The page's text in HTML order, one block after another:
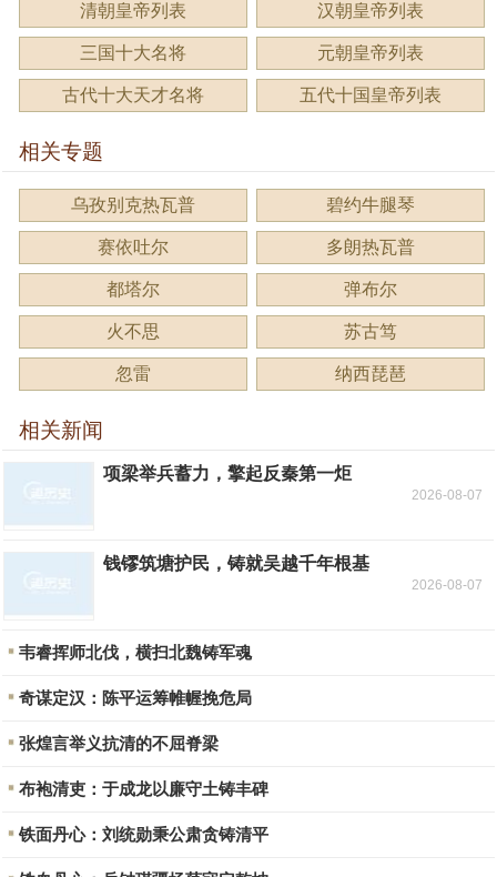
清朝皇帝列表 汉朝皇帝列表
三国十大名将 元朝皇帝列表
古代十大天才名将 五代十国皇帝列表
相关专题
乌孜别克热瓦普 碧约牛腿琴
赛依吐尔 多朗热瓦普
都塔尔 弹布尔
火不思 苏古笃
忽雷 纳西琵琶
相关新闻
项梁举兵蓄力，擎起反秦第一炬
2026-08-07
钱镠筑塘护民，铸就吴越千年根基
2026-08-07
韦睿挥师北伐，横扫北魏铸军魂
奇谋定汉：陈平运筹帷幄挽危局
张煌言举义抗清的不屈脊梁
布袍清吏：于成龙以廉守土铸丰碑
铁面丹心：刘统勋秉公肃贪铸清平